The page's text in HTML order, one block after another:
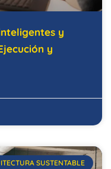
y
y
SUSTENTABLE